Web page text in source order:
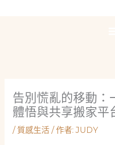
告別慌亂的移動：
體悟與共享搬家平
/ 質感生活/ 作者:JUDY